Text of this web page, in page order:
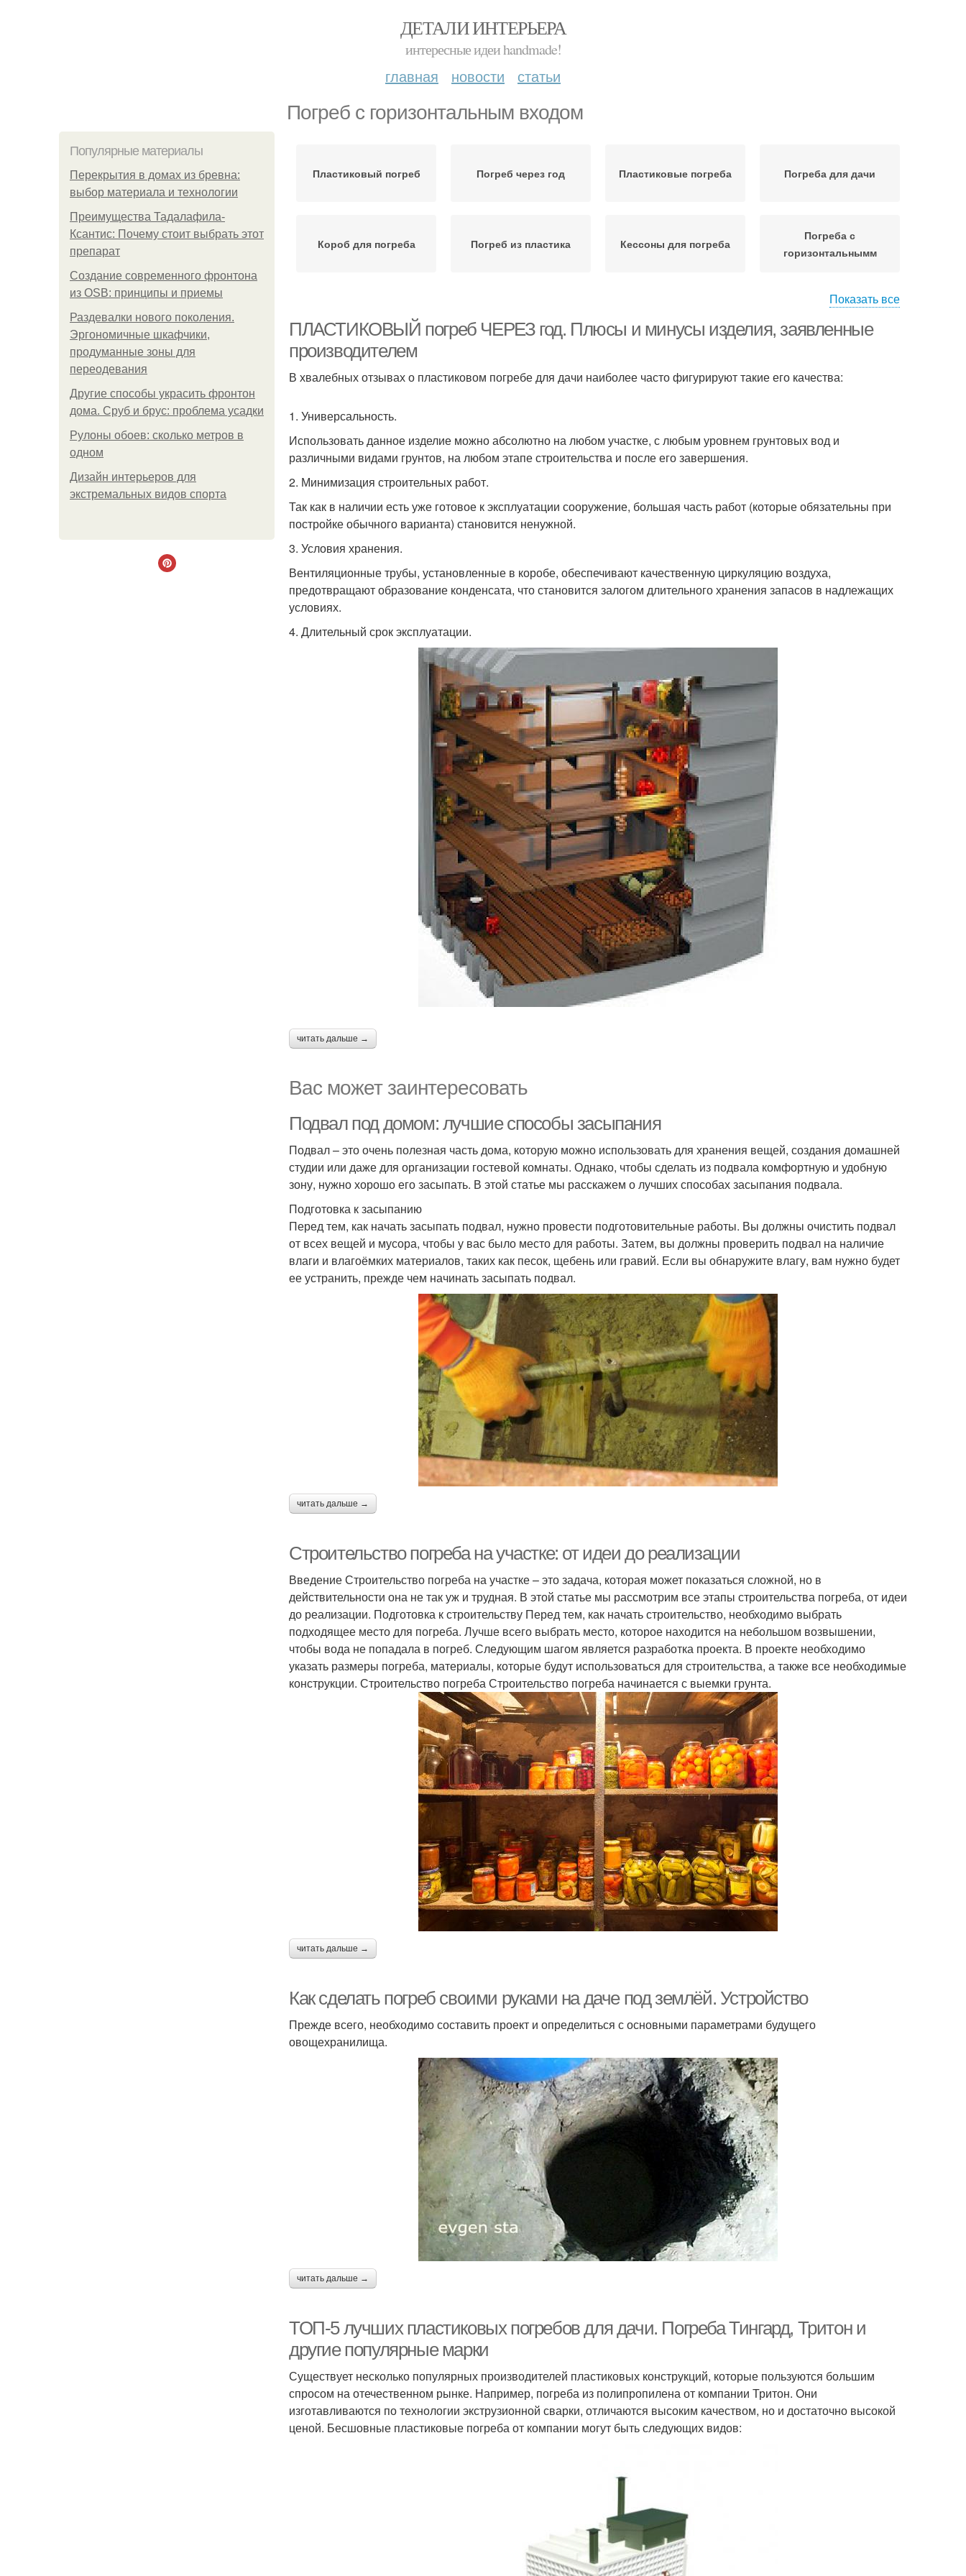
ДЕТАЛИ ИНТЕРЬЕРА
интересные идеи handmade!
главная новости статьи
Погреб с горизонтальным входом
Популярные материалы
Перекрытия в домах из бревна:
выбор материала и технологии
Преимущества Тадалафила-
Ксантис: Почему стоит выбрать этот
препарат
Создание современного фронтона
из OSB: принципы и приемы
Раздевалки нового поколения.
Эргономичные шкафчики,
продуманные зоны для
переодевания
Другие способы украсить фронтон
дома. Сруб и брус: проблема усадки
Рулоны обоев: сколько метров в
одном
Дизайн интерьеров для
экстремальных видов спорта
Пластиковый погреб Погреб через год Пластиковые погреба Погреба для дачи
Короб для погреба Погреб из пластика Кессоны для погреба
Погреба с
горизонтальнымм
горизонтальным
входом
Показать все
ПЛАСТИКОВЫЙ погреб ЧЕРЕЗ год. Плюсы и минусы изделия, заявленные
производителем
В хвалебных отзывах о пластиковом погребе для дачи наиболее часто фигурируют такие его качества:
1. Универсальность.
Использовать данное изделие можно абсолютно на любом участке, с любым уровнем грунтовых вод и
различными видами грунтов, на любом этапе строительства и после его завершения.
2. Минимизация строительных работ.
Так как в наличии есть уже готовое к эксплуатации сооружение, большая часть работ (которые обязательны при
постройке обычного варианта) становится ненужной.
3. Условия хранения.
Вентиляционные трубы, установленные в коробе, обеспечивают качественную циркуляцию воздуха,
предотвращают образование конденсата, что становится залогом длительного хранения запасов в надлежащих
условиях.
4. Длительный срок эксплуатации.
читать дальше →
Вас может заинтересовать
Подвал под домом: лучшие способы засыпания
Подвал – это очень полезная часть дома, которую можно использовать для хранения вещей, создания домашней
студии или даже для организации гостевой комнаты. Однако, чтобы сделать из подвала комфортную и удобную
зону, нужно хорошо его засыпать. В этой статье мы расскажем о лучших способах засыпания подвала.
Подготовка к засыпанию
Перед тем, как начать засыпать подвал, нужно провести подготовительные работы. Вы должны очистить подвал
от всех вещей и мусора, чтобы у вас было место для работы. Затем, вы должны проверить подвал на наличие
влаги и влагоёмких материалов, таких как песок, щебень или гравий. Если вы обнаружите влагу, вам нужно будет
ее устранить, прежде чем начинать засыпать подвал.
читать дальше →
Строительство погреба на участке: от идеи до реализации
Введение Строительство погреба на участке – это задача, которая может показаться сложной, но в
действительности она не так уж и трудная. В этой статье мы рассмотрим все этапы строительства погреба, от идеи
до реализации. Подготовка к строительству Перед тем, как начать строительство, необходимо выбрать
подходящее место для погреба. Лучше всего выбрать место, которое находится на небольшом возвышении,
чтобы вода не попадала в погреб. Следующим шагом является разработка проекта. В проекте необходимо
указать размеры погреба, материалы, которые будут использоваться для строительства, а также все необходимые
конструкции. Строительство погреба Строительство погреба начинается с выемки грунта.
читать дальше →
Как сделать погреб своими руками на даче под землёй. Устройство
Прежде всего, необходимо составить проект и определиться с основными параметрами будущего
овощехранилища.
читать дальше →
ТОП-5 лучших пластиковых погребов для дачи. Погреба Тингард, Тритон и
другие популярные марки
Существует несколько популярных производителей пластиковых конструкций, которые пользуются большим
спросом на отечественном рынке. Например, погреба из полипропилена от компании Тритон. Они
изготавливаются по технологии экструзионной сварки, отличаются высоким качеством, но и достаточно высокой
ценой. Бесшовные пластиковые погреба от компании могут быть следующих видов: